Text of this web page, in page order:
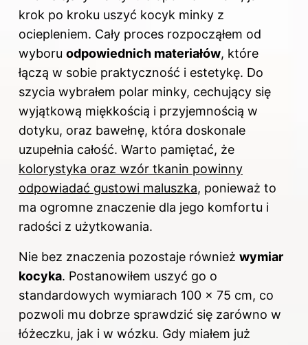
krok po kroku uszyć kocyk minky z
ociepleniem. Cały proces rozpocząłem od
wyboru odpowiednich materiałów, które
łączą w sobie praktyczność i estetykę. Do
szycia wybrałem polar minky, cechujący się
wyjątkową miękkością i przyjemnością w
dotyku, oraz bawełnę, która doskonale
uzupełnia całość. Warto pamiętać, że
kolorystyka oraz wzór tkanin powinny
odpowiadać gustowi maluszka, ponieważ to
ma ogromne znaczenie dla jego komfortu i
radości z użytkowania.
Nie bez znaczenia pozostaje również wymiar
kocyka. Postanowiłem uszyć go o
standardowych wymiarach 100 x 75 cm, co
pozwoli mu dobrze sprawdzić się zarówno w
łóżeczku, jak i w wózku. Gdy miałem już